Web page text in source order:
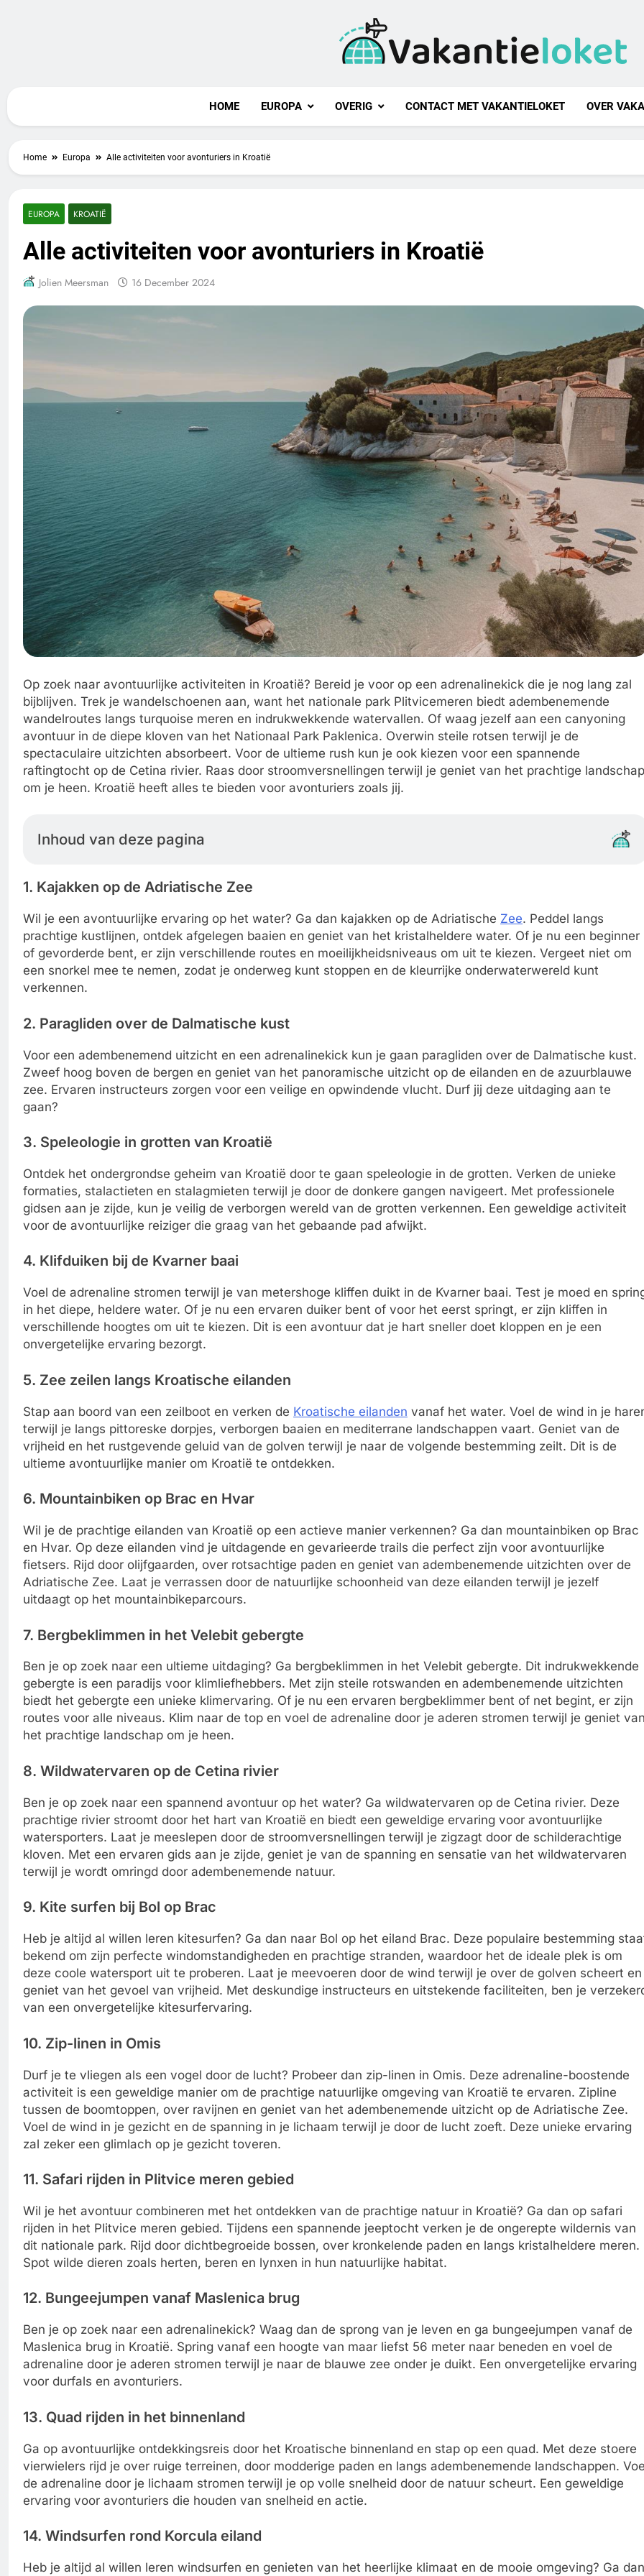
HOME EUROPA OVERIG CONTACT MET VAKANTIELOKET OVER
Home Europa Alle activiteiten voor avonturiers in Kroatië
EUROPA KROATIË
Alle activiteiten voor avonturiers in Kroatië
Jolien Meersman 16 December 2024
Op zoek naar avontuurlijke activiteiten in Kroatië? Bereid je voor op een adrenalinekick die je nog lang zal
bijblijven. Trek je wandelschoenen aan, want het nationale park Plitvicemeren biedt adembenemende
wandelroutes langs turquoise meren en indrukwekkende watervallen. Of waag jezelf aan een canyoning
avontuur in de diepe kloven van het Nationaal Park Paklenica. Overwin steile rotsen terwijl je de
spectaculaire uitzichten absorbeert. Voor de ultieme rush kun je ook kiezen voor een spannende
raftingtocht op de Cetina rivier. Raas door stroomversnellingen terwijl je geniet van het prachtige landschap
om je heen. Kroatië heeft alles te bieden voor avonturiers zoals jij.
Inhoud van deze pagina
1. Kajakken op de Adriatische Zee
Wil je een avontuurlijke ervaring op het water? Ga dan kajakken op de Adriatische Zee. Peddel langs
prachtige kustlijnen, ontdek afgelegen baaien en geniet van het kristalheldere water. Of je nu een beginner
of gevorderde bent, er zijn verschillende routes en moeilijkheidsniveaus om uit te kiezen. Vergeet niet om
een snorkel mee te nemen, zodat je onderweg kunt stoppen en de kleurrijke onderwaterwereld kunt
verkennen.
2. Paragliden over de Dalmatische kust
Voor een adembenemend uitzicht en een adrenalinekick kun je gaan paragliden over de Dalmatische kust.
Zweef hoog boven de bergen en geniet van het panoramische uitzicht op de eilanden en de azuurblauwe
zee. Ervaren instructeurs zorgen voor een veilige en opwindende vlucht. Durf jij deze uitdaging aan te
gaan?
3. Speleologie in grotten van Kroatië
Ontdek het ondergrondse geheim van Kroatië door te gaan speleologie in de grotten. Verken de unieke
formaties, stalactieten en stalagmieten terwijl je door de donkere gangen navigeert. Met professionele
gidsen aan je zijde, kun je veilig de verborgen wereld van de grotten verkennen. Een geweldige activiteit
voor de avontuurlijke reiziger die graag van het gebaande pad afwijkt.
4. Klifduiken bij de Kvarner baai
Voel de adrenaline stromen terwijl je van metershoge kliffen duikt in de Kvarner baai. Test je moed en
in het diepe, heldere water. Of je nu een ervaren duiker bent of voor het eerst springt, er zijn kliffen in
verschillende hoogtes om uit te kiezen. Dit is een avontuur dat je hart sneller doet kloppen en je een
onvergetelijke ervaring bezorgt.
5. Zee zeilen langs Kroatische eilanden
Stap aan boord van een zeilboot en verken de Kroatische eilanden vanaf het water. Voel de wind in je
terwijl je langs pittoreske dorpjes, verborgen baaien en mediterrane landschappen vaart. Geniet van de
vrijheid en het rustgevende geluid van de golven terwijl je naar de volgende bestemming zeilt. Dit is de
ultieme avontuurlijke manier om Kroatië te ontdekken.
6. Mountainbiken op Brac en Hvar
Wil je de prachtige eilanden van Kroatië op een actieve manier verkennen? Ga dan mountainbiken op Brac
en Hvar. Op deze eilanden vind je uitdagende en gevarieerde trails die perfect zijn voor avontuurlijke
fietsers. Rijd door olijfgaarden, over rotsachtige paden en geniet van adembenemende uitzichten over de
Adriatische Zee. Laat je verrassen door de natuurlijke schoonheid van deze eilanden terwijl je jezelf
uitdaagt op het mountainbikeparcours.
7. Bergbeklimmen in het Velebit gebergte
Ben je op zoek naar een ultieme uitdaging? Ga bergbeklimmen in het Velebit gebergte. Dit indrukwekkende
gebergte is een paradijs voor klimliefhebbers. Met zijn steile rotswanden en adembenemende uitzichten
biedt het gebergte een unieke klimervaring. Of je nu een ervaren bergbeklimmer bent of net begint, er zijn
routes voor alle niveaus. Klim naar de top en voel de adrenaline door je aderen stromen terwijl je geniet
het prachtige landschap om je heen.
8. Wildwatervaren op de Cetina rivier
Ben je op zoek naar een spannend avontuur op het water? Ga wildwatervaren op de Cetina rivier. Deze
prachtige rivier stroomt door het hart van Kroatië en biedt een geweldige ervaring voor avontuurlijke
watersporters. Laat je meeslepen door de stroomversnellingen terwijl je zigzagt door de schilderachtige
kloven. Met een ervaren gids aan je zijde, geniet je van de spanning en sensatie van het wildwatervaren
terwijl je wordt omringd door adembenemende natuur.
9. Kite surfen bij Bol op Brac
Heb je altijd al willen leren kitesurfen? Ga dan naar Bol op het eiland Brac. Deze populaire bestemming
bekend om zijn perfecte windomstandigheden en prachtige stranden, waardoor het de ideale plek is om
deze coole watersport uit te proberen. Laat je meevoeren door de wind terwijl je over de golven scheert en
geniet van het gevoel van vrijheid. Met deskundige instructeurs en uitstekende faciliteiten, ben je
van een onvergetelijke kitesurfervaring.
10. Zip-linen in Omis
Durf je te vliegen als een vogel door de lucht? Probeer dan zip-linen in Omis. Deze adrenaline-boostende
activiteit is een geweldige manier om de prachtige natuurlijke omgeving van Kroatië te ervaren. Zipline
tussen de boomtoppen, over ravijnen en geniet van het adembenemende uitzicht op de Adriatische Zee.
Voel de wind in je gezicht en de spanning in je lichaam terwijl je door de lucht zoeft. Deze unieke ervaring
zal zeker een glimlach op je gezicht toveren.
11. Safari rijden in Plitvice meren gebied
Wil je het avontuur combineren met het ontdekken van de prachtige natuur in Kroatië? Ga dan op safari
rijden in het Plitvice meren gebied. Tijdens een spannende jeeptocht verken je de ongerepte wildernis van
dit nationale park. Rijd door dichtbegroeide bossen, over kronkelende paden en langs kristalheldere meren.
Spot wilde dieren zoals herten, beren en lynxen in hun natuurlijke habitat.
12. Bungeejumpen vanaf Maslenica brug
Ben je op zoek naar een adrenalinekick? Waag dan de sprong van je leven en ga bungeejumpen vanaf de
Maslenica brug in Kroatië. Spring vanaf een hoogte van maar liefst 56 meter naar beneden en voel de
adrenaline door je aderen stromen terwijl je naar de blauwe zee onder je duikt. Een onvergetelijke ervaring
voor durfals en avonturiers.
13. Quad rijden in het binnenland
Ga op avontuurlijke ontdekkingsreis door het Kroatische binnenland en stap op een quad. Met deze stoere
vierwielers rijd je over ruige terreinen, door modderige paden en langs adembenemende landschappen.
de adrenaline door je lichaam stromen terwijl je op volle snelheid door de natuur scheurt. Een geweldige
ervaring voor avonturiers die houden van snelheid en actie.
14. Windsurfen rond Korcula eiland
Heb je altijd al willen leren windsurfen en genieten van het heerlijke klimaat en de mooie omgeving? Ga dan